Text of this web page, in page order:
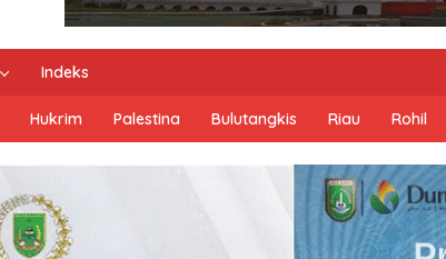
Indeks
Hukrim Palestina Bulutangkis Riau Rohil